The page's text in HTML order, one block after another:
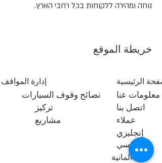
נוחה ומהירה ללקוחות בכל רחבי הארץ.
خريطة الموقع
الرئيسية
معلومات عنا
اتصل بنا
عملاء
إنجليزي
فرنسي
ألمانية
إدارة المواقف
نصائح وقوف السيارات
تركيز
مشاريع